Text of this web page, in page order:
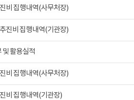
비 집행내역(사무처장)
진비 집행내역(기관장)
및 활용실적
비 집행내역(사무처장)
비 집행내역(기관장)